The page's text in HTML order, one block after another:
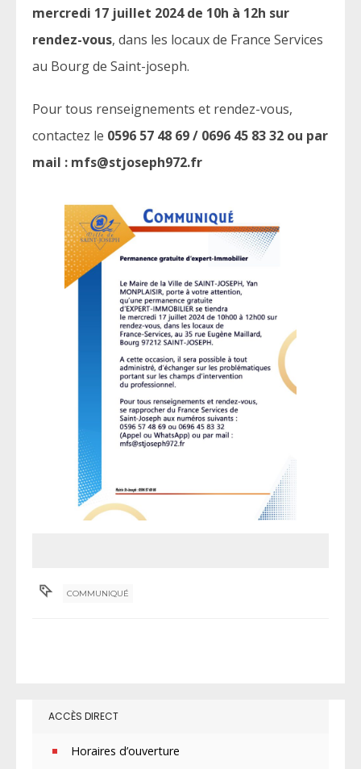
mercredi 17 juillet 2024 de 10h à 12h sur
rendez-vous, dans les locaux de France Services
au Bourg de Saint-joseph.
Pour tous renseignements et rendez-vous,
contactez le 0596 57 48 69 / 0696 45 83 32 ou par
mail : mfs@stjoseph972.fr
COMMUNIQUÉ
ACCÈS DIRECT
Horaires d’ouverture